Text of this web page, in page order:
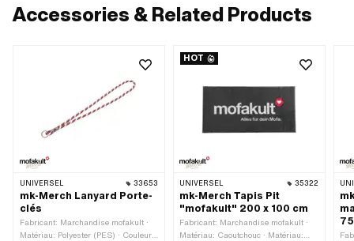
Accessories & Related Products
UNIVERSEL 33653
mk-Merch Lanyard Porte-
clés
Fabricant: Marchandise mofakult ·
Matériau: Polyester (PES) · Couleur:
HOT
UNIVERSEL 35322
mk-Merch Tapis Pit
"mofakult" 200 x 100 cm
Fabricant: Marchandise mofakult ·
Matériau: Caoutchouc · Matériau: